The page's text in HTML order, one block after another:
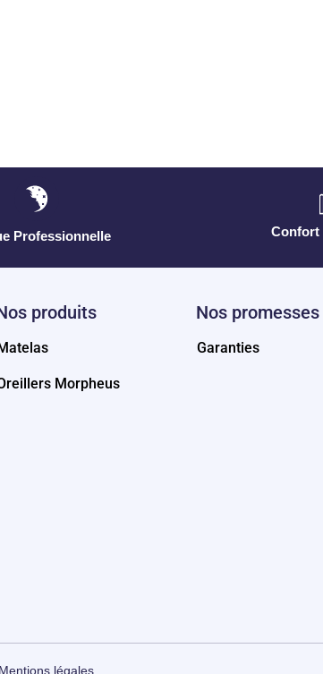
Professionnelle Confort
produits
Morpheus
Nos promesses
Garanties
Mentions légales